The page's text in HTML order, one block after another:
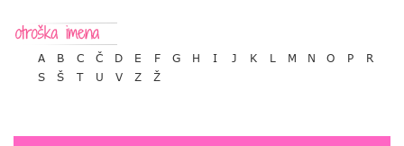
A B C Č D E F G H I J K L M N O P
R
S
Š T U V Z Ž